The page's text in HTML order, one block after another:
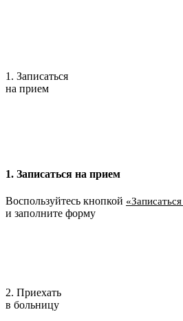
1. Записаться
на прием
1. Записаться на прием
Воспользуйтесь кнопкой
и заполните форму
2. Приехать
в больницу